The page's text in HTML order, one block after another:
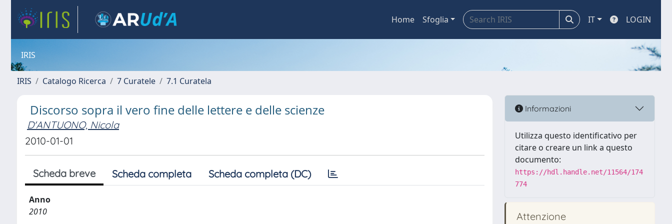
Home Sfoglia IT LOGIN
IRIS
IRIS Catalogo Ricerca 7 Curatele 7.1 Curatela
Discorso sopra il vero fine delle lettere e delle scienze
D'ANTUONO, Nicola
2010-01-01
Scheda breve Scheda completa Scheda completa (DC)
Anno
2010
Informazioni
Utilizza questo identificativo per
citare o creare un link a questo
documento:
https://hdl.handle.net/11564/174
774
Attenzione